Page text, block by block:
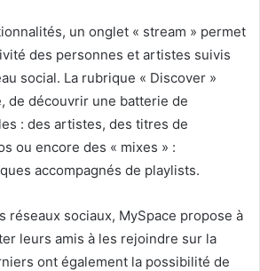
un onglet « stream » permet
des personnes et artistes suivis
social. La rubrique « Discover »
de découvrir une batterie de
: des artistes, des titres de
ou encore des « mixes » :
accompagnés de playlists.
réseaux sociaux, MySpace propose à
leurs amis à les rejoindre sur la
ont également la possibilité de